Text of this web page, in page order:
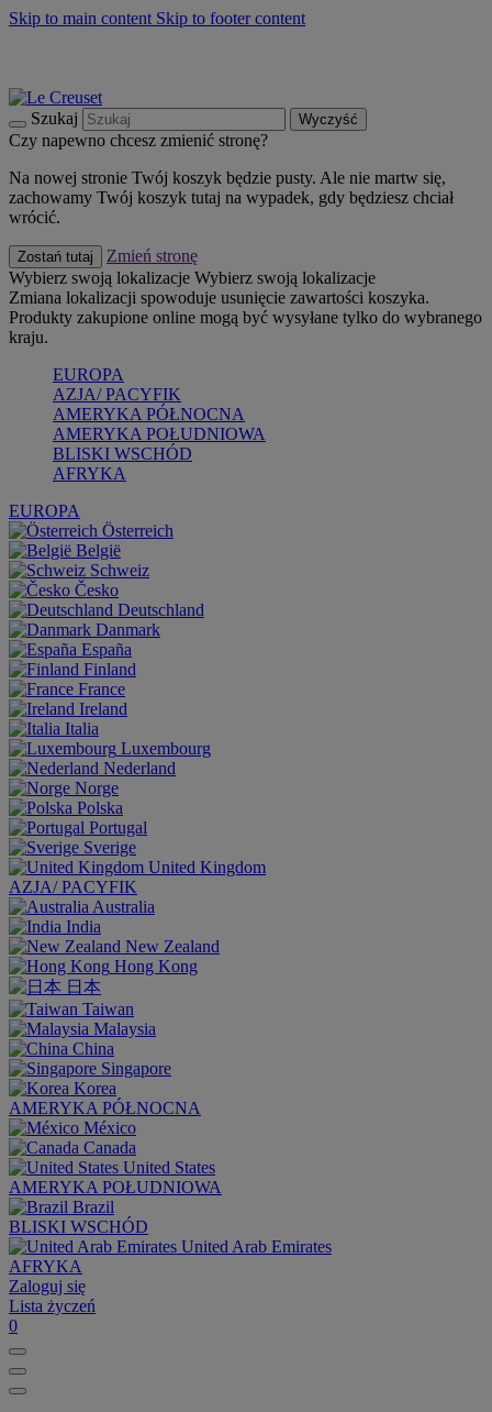
Skip to main content Skip to footer content
Szukaj Wyczyść
Czy napewno chcesz zmienić stronę?
Na nowej stronie Twój koszyk będzie pusty. Ale nie martw się,
zachowamy Twój koszyk tutaj na wypadek, gdy będziesz chciał
wrócić.
Zostań tutaj
Zmień stronę
Wybierz swoją lokalizacje Wybierz swoją lokalizacje
Zmiana lokalizacji spowoduje usunięcie zawartości koszyka.
Produkty zakupione online mogą być wysyłane tylko do wybranego
kraju.
EUROPA
AZJA/ PACYFIK
AMERYKA PÓŁNOCNA
AMERYKA POŁUDNIOWA
BLISKI WSCHÓD
AFRYKA
EUROPA
Österreich
België
Schweiz
Česko
Deutschland
Danmark
España
Finland
France
Ireland
Italia
Luxembourg
Nederland
Norge
Polska
Portugal
Sverige
United Kingdom
AZJA/ PACYFIK
Australia
India
New Zealand
Hong Kong
日本
Taiwan
Malaysia
China
Singapore
Korea
AMERYKA PÓŁNOCNA
México
Canada
United States
AMERYKA POŁUDNIOWA
Brazil
BLISKI WSCHÓD
United Arab Emirates
AFRYKA
Zaloguj się
Lista życzeń
0